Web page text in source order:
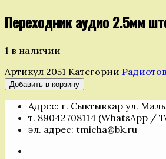
Переходник аудио 2.5мм
1 в наличии
Артикул 2051 Категории
Количество
товара
Переходник
аудио
2.5мм
гнездо
Добавить в корзину
Адрес: г. Сыктывкар ул.
т. 89042708114 (WhatsApp /
эл. адрес: tmicha@bk.ru